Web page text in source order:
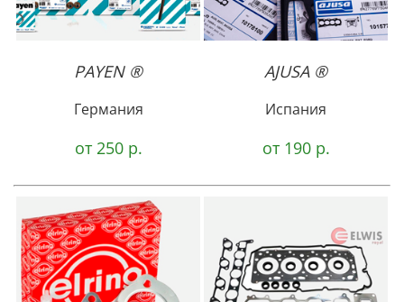
PAYEN ®
Германия
от 250 р.
AJUSA ®
Испания
от 190 р.